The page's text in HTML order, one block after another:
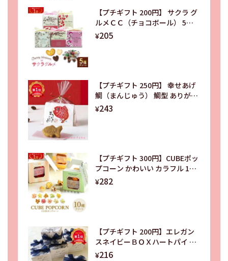
【プチギフト 200円】 サクラ グ
ルメＣＣ（チョコボール） 5種
アソート 箱入り おしゃれ リボン
¥205
【プチギフト 250円】 幸せあげ
鯛（まんじゅう） 鯛型 ありがと
う 縁起物 ユニーク かわいい 笑
¥243
【プチギフト 300円】CUBEポッ
プコーン かわいい カラフル 10
種の味 ありがとう お世話になり
¥282
【プチギフト 200円】エレガン
スネイビーＢＯＸハートパイ 上
品 ネイビーリボン ありがと
¥216